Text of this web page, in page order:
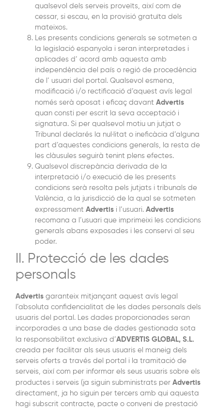
qualsevol dels serveis proveïts, així com de
cessar, si escau, en la provisió gratuïta dels
mateixos.
Les presents condicions generals se sotmeten a
la legislació espanyola i seran interpretades i
aplicades d’ acord amb aquesta amb
independència del país o regió de procedència
de l’ usuari del portal. Qualsevol esmena,
modificació i/o rectificació d’aquest avís legal
només serà oposat i eficaç davantAdvertis
quan consti per escrit la seva acceptació i
signatura. Si per qualsevol motiu un jutjat o
Tribunal declarés la nul·litat o ineficàcia d’alguna
part d’aquestes condicions generals, la resta de
les clàusules seguirà tenint plens efectes.
Qualsevol discrepància derivada de la
interpretació i/o execució de les presents
condicions serà resolta pels jutjats i tribunals de
València, a la jurisdicció de la qual se sotmeten
expressamentAdvertis i l’usuari.Advertis
recomana a l’usuari que imprimeixi les condicions
generals abans exposades i les conservi al seu
poder.
II. Protecció de les dades
personals
Advertisgaranteix mitjançant aquest avís legal
l’absoluta confidencialitat de les dades personals dels
usuaris del portal. Les dades proporcionades seran
incorporades a una base de dades gestionada sota
la responsabilitat exclusiva d’ADVERTIS GLOBAL, S.L.
creada per facilitar als seus usuaris el maneig dels
serveis oferts a través del portal i la tramitació de
serveis, així com per informar els seus usuaris sobre els
productes i serveis (ja siguin subministrats perAdvertis
directament, ja ho siguin per tercers amb qui aquesta
hagi subscrit contracte, pacte o conveni de prestació